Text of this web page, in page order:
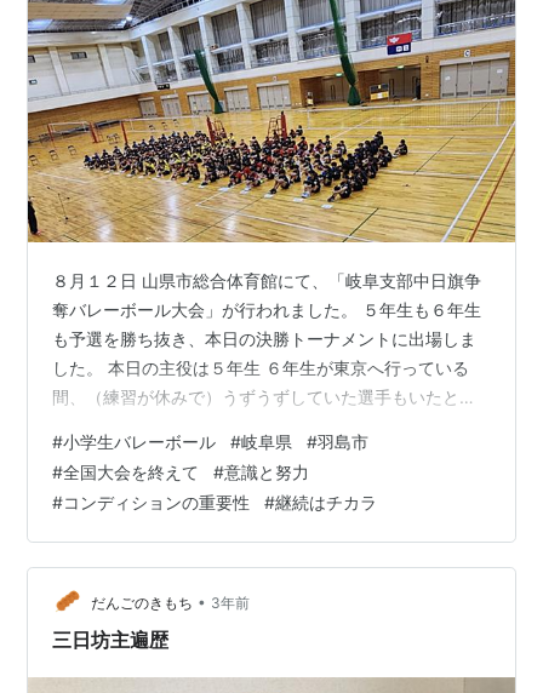
８月１２日 山県市総合体育館にて、「岐阜支部中日旗争
奪バレーボール大会」が行われました。 ５年生も６年生
も予選を勝ち抜き、本日の決勝トーナメントに出場しま
した。 本日の主役は５年生 ６年生が東京へ行っている
間、（練習が休みで）うずうずしていた選手もいたと思
した。 ５年生は、ベスト４が出そろい、本日は準決勝、
決勝の２試合でした。 東京体育館ほどではありません
が、大きな体育館での試合には慣れていない５年生。 最
初は会場の大きさや距離感に苦しみ、サーブがアウトに
なる場面が多かったですが、徐々に調整ができ、安定し
た試合運びができました。 さあ！いこう！…
#小学生バレーボール #岐阜県 #羽島市
#全国大会を終えて #意識と努力
#コンディションの重要性 #継続はチカラ
だんごのきもち • 3年前
三日坊主遍歴